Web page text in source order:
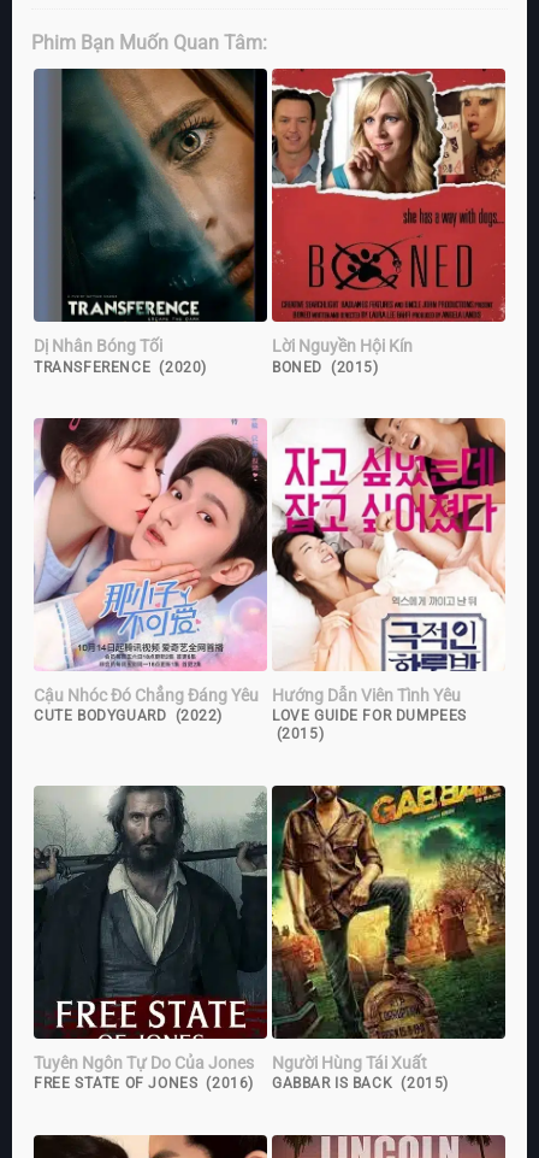
Phim Bạn Muốn Quan Tâm:
Dị Nhân Bóng Tối
TRANSFERENCE (2020)
Lời Nguyền Hội Kín
BONED (2015)
Cậu Nhóc Đó Chẳng Đáng Yêu
CUTE BODYGUARD (2022)
Hướng Dẫn Viên Tình Yêu
LOVE GUIDE FOR DUMPEES
(2015)
Tuyên Ngôn Tự Do Của Jones
FREE STATE OF JONES (2016)
Người Hùng Tái Xuất
GABBAR IS BACK (2015)